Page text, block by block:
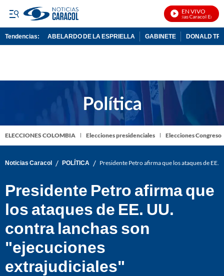
EN VIVO
Noticias Caracol En Vivo
Tendencias: ABELARDO DE LA ESPRIELLA GABINETE DONALD
ELECCIONES COLOMBIA Elecciones presidenciales Elecciones Congreso
Noticias Caracol / POLÍTICA / Presidente Petro afirma que los ataques de
Presidente Petro afirma que
los ataques de EE. UU.
contra lanchas son
"ejecuciones
extrajudiciales"